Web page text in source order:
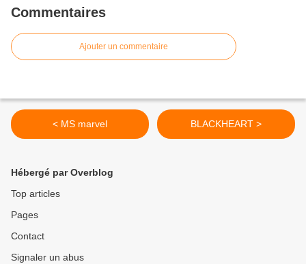
Commentaires
Ajouter un commentaire
< MS marvel BLACKHEART >
Hébergé par Overblog
Top articles
Pages
Contact
Signaler un abus